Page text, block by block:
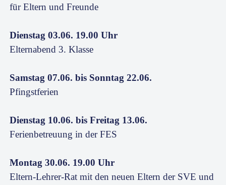
für Eltern und Freunde
Dienstag 03.06. 19.00 Uhr
Elternabend 3. Klasse
Samstag 07.06. bis Sonntag 22.06.
Pfingstferien
Dienstag 10.06. bis Freitag 13.06.
Ferienbetreuung in der FES
Montag 30.06. 19.00 Uhr
Eltern-Lehrer-Rat mit den neuen Eltern der SVE und